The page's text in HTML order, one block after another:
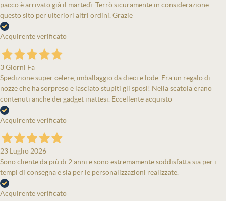
pacco è arrivato già il martedì. Terrò sicuramente in considerazione
questo sito per ulteriori altri ordini. Grazie
Acquirente verificato
3 Giorni Fa
Spedizione super celere, imballaggio da dieci e lode. Era un regalo di
nozze che ha sorpreso e lasciato stupiti gli sposi! Nella scatola erano
contenuti anche dei gadget inattesi. Eccellente acquisto
Acquirente verificato
23 Luglio 2026
Sono cliente da più di 2 anni e sono estremamente soddisfatta sia per i
tempi di consegna e sia per le personalizzazioni realizzate.
Acquirente verificato